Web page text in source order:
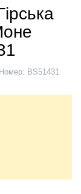
Номер: BS51431